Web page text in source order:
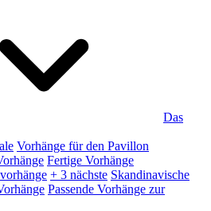
Das
Vorhänge für den Pavillon
Fertige Vorhänge
+ 3 nächste Skandinavische
Passende Vorhänge zur